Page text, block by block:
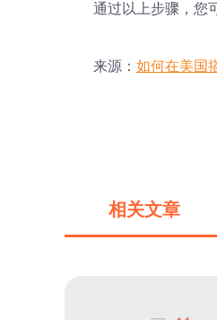
通过以上步骤，您
来源： 如何在美国
相关文章